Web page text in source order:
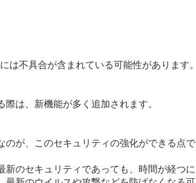
は不具合が含まれている可能性があります。
は、新機能が多く追加されます。
のが、このセキュリティの強化ができる点で
新のセキュリティであっても、時間が経つに